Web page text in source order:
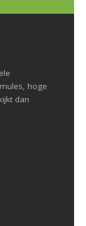
hoge
dan